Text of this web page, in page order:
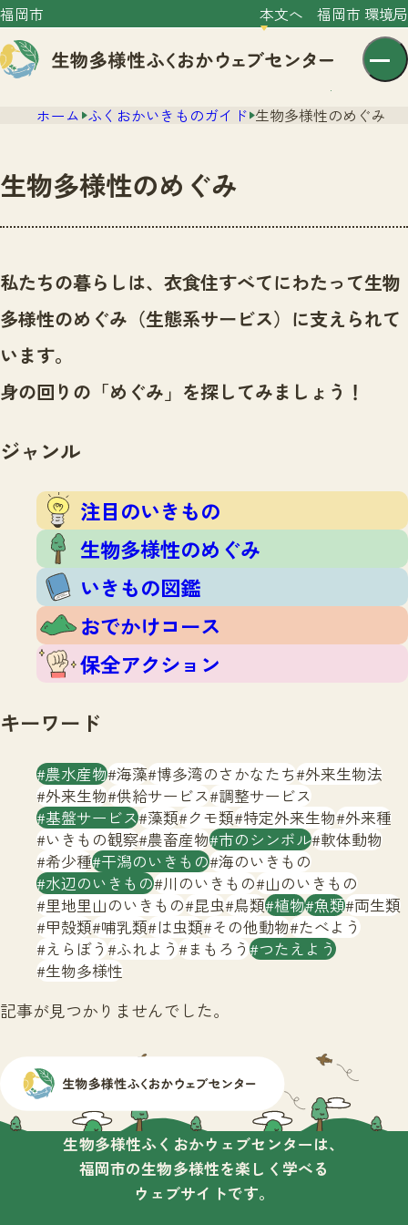
福岡市 本文へ 福岡市 環境局
センター紹介
センター紹介TOP
サイトポリシー
ニュース
いきものガイド
いきものガイドTOP
生物多様性のめぐみ
おでかけコース
保全アクション
イベント
調査レポート
調査レポートTOP
調査結果
ふくおかいきものマップ
マッチング
マッチングTOP
掲載申し込みフォーム
お問合せ
生物多様性ふくおかウェブセンターとは
サイトマップ
ホーム ふくおかいきものガイド 生物多様性のめぐみ
生物多様性のめぐみ
私たちの暮らしは、衣食住すべてにわたって生物
多様性のめぐみ（生態系サービス）に支えられて
います。
身の回りの「めぐみ」を探してみましょう！
ジャンル
注目のいきもの
生物多様性のめぐみ
いきもの図鑑
おでかけコース
保全アクション
キーワード
農水産物 海藻 博多湾のさかなたち 外来生物法
外来生物 供給サービス 調整サービス
基盤サービス 藻類 クモ類 特定外来生物 外来種
いきもの観察 農畜産物 市のシンボル 軟体動物
希少種 干潟のいきもの 海のいきもの
水辺のいきもの 川のいきもの 山のいきもの
里地里山のいきもの 昆虫 鳥類 植物 魚類 両生類
甲殻類 哺乳類 は虫類 その他動物 たべよう
えらぼう ふれよう まもろう つたえよう
生物多様性
記事が見つかりませんでした。
生物多様性ふくおかウェブセンターは、
福岡市の生物多様性を楽しく学べる
ウェブサイトです。